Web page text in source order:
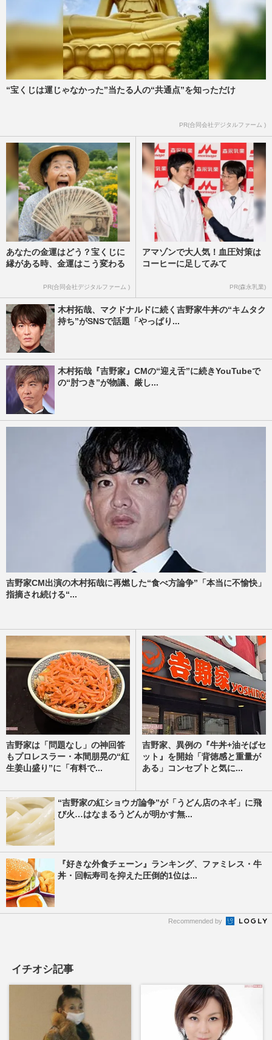
“宝くじは運じゃなかった”当たる人の“共通点”を知っただけ
PR(合同会社デジタルファーム )
あなたの金運はどう？宝くじに
縁がある時、金運はこう変わる
PR(合同会社デジタルファーム )
アマゾンで大人気！血圧対策は
コーヒーに足してみて
PR(森永乳業)
木村拓哉、マクドナルドに続く吉野家牛丼の“キムタク
持ち”がSNSで話題「やっぱり...
木村拓哉『吉野家』CMの“迎え舌”に続きYouTubeで
の“肘つき”が物議、厳し...
吉野家CM出演の木村拓哉に再燃した“食べ方論争”「本当に不愉快」
指摘され続ける“...
吉野家は「問題なし」の神回答
もプロレスラー・本間朋晃の“紅
生姜山盛り”に「有料で...
吉野家、異例の『牛丼+油そばセ
ット』を開始「背徳感と重量が
ある」コンセプトと気に...
“吉野家の紅ショウガ論争”が「うどん店のネギ」に飛
び火…はなまるうどんが明かす無...
『好きな外食チェーン』ランキング、ファミレス・牛
丼・回転寿司を抑えた圧倒的1位は...
Recommended by
イチオシ記事